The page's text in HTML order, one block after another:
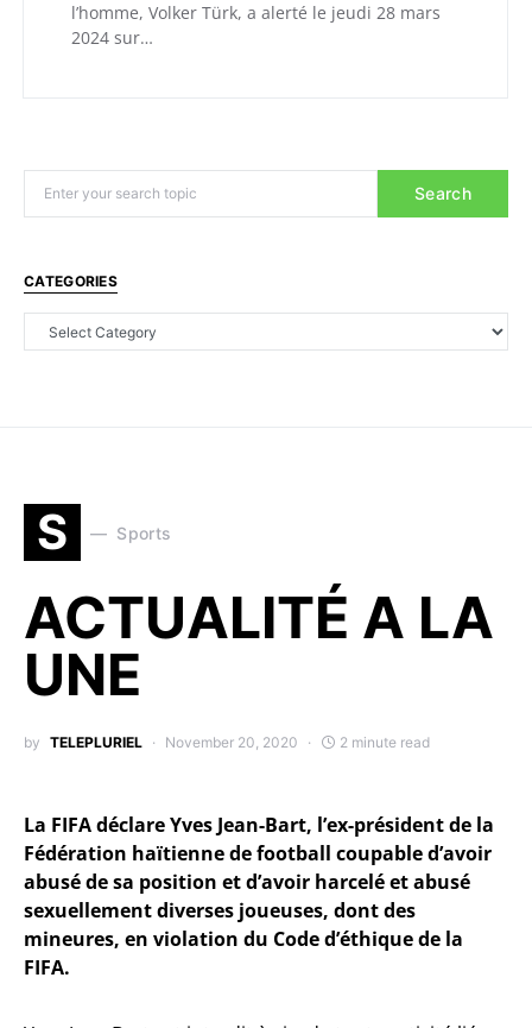
l’homme, Volker Türk, a alerté le jeudi 28 mars
2024 sur…
Search
CATEGORIES
S Sports
ACTUALITÉ A LA
UNE
by TELEPLURIEL November 20, 2020 2 minute read
La FIFA déclare Yves Jean-Bart, l’ex-président de la
Fédération haïtienne de football coupable d’avoir
abusé de sa position et d’avoir harcelé et abusé
sexuellement diverses joueuses, dont des
mineures, en violation du Code d’éthique de la
FIFA.